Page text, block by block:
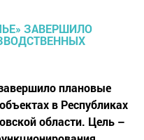
в Республиках
области. Цель –